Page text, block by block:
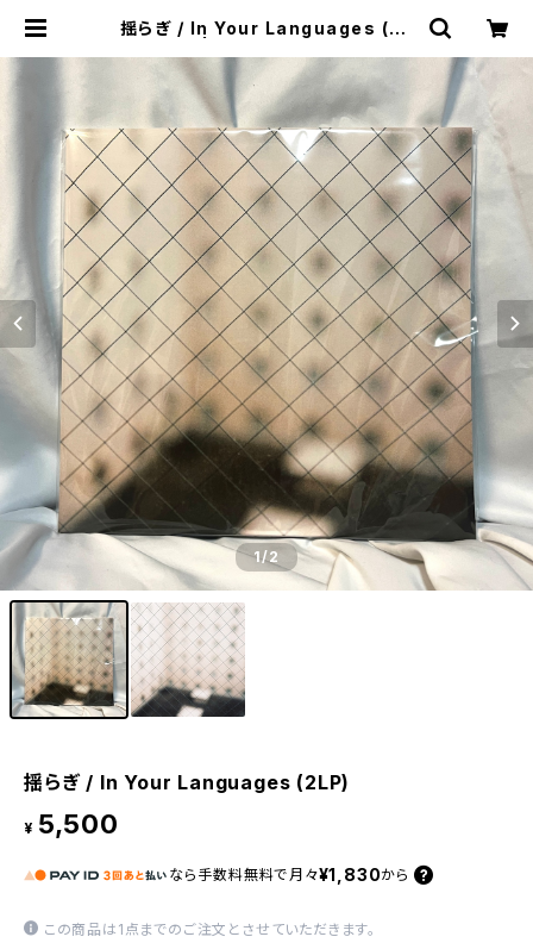
揺らぎ / In Your Languages (2L
1/2
揺らぎ / In Your Languages (2LP)
¥ 5,500
なら 手数料無料で 月々¥1,830から
この商品は1点までのご注文とさせていただきます。